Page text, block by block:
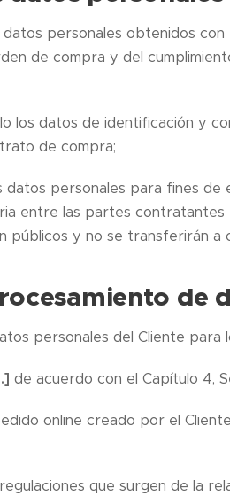
personales obtenidos
de compra y del
los datos de identificación y
de compra;
personales para fines de
entre las partes
públicos y no se transferirán a
de
personales del Cliente para
de acuerdo con el Capítulo 4,
online creado por el
que surgen de la